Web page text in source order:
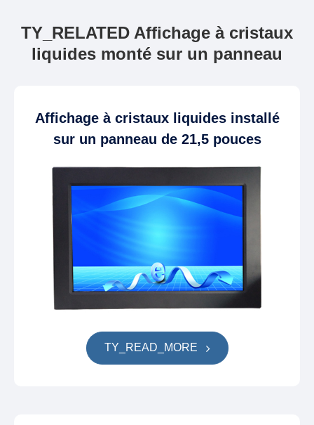
TY_RELATED Affichage à cristaux
liquides monté sur un panneau
Affichage à cristaux liquides installé
sur un panneau de 21,5 pouces
TY_READ_MORE